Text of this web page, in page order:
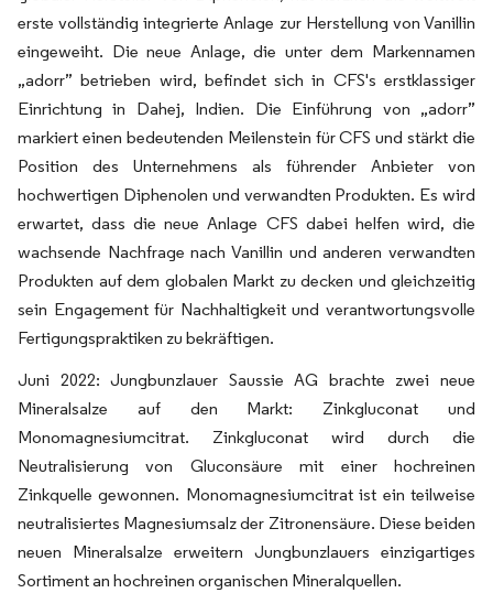
erste vollständig integrierte Anlage zur Herstellung von Vanillin
eingeweiht. Die neue Anlage, die unter dem Markennamen
„adorr” betrieben wird, befindet sich in CFS's erstklassiger
Einrichtung in Dahej, Indien. Die Einführung von „adorr”
markiert einen bedeutenden Meilenstein für CFS und stärkt die
Position des Unternehmens als führender Anbieter von
hochwertigen Diphenolen und verwandten Produkten. Es wird
erwartet, dass die neue Anlage CFS dabei helfen wird, die
wachsende Nachfrage nach Vanillin und anderen verwandten
Produkten auf dem globalen Markt zu decken und gleichzeitig
sein Engagement für Nachhaltigkeit und verantwortungsvolle
Fertigungspraktiken zu bekräftigen.
Juni 2022: Jungbunzlauer Saussie AG brachte zwei neue
Mineralsalze auf den Markt: Zinkgluconat und
Monomagnesiumcitrat. Zinkgluconat wird durch die
Neutralisierung von Gluconsäure mit einer hochreinen
Zinkquelle gewonnen. Monomagnesiumcitrat ist ein teilweise
neutralisiertes Magnesiumsalz der Zitronensäure. Diese beiden
neuen Mineralsalze erweitern Jungbunzlauers einzigartiges
Sortiment an hochreinen organischen Mineralquellen.